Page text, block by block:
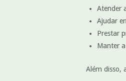
Atender
Ajudar
Prestar
Manter
Além disso,